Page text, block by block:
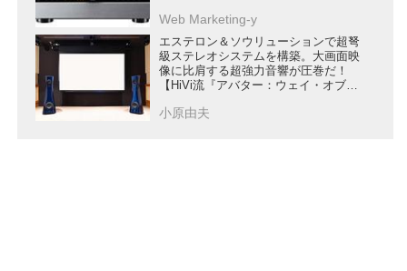
Web Marketing-y
エステロン＆ソウリューションで超弩
級ステレオシステムを構築。大画面映
像に比肩する超強力音響が圧巻だ！
【HiVi流『アバター：ウェイ・オブ・
小原由夫